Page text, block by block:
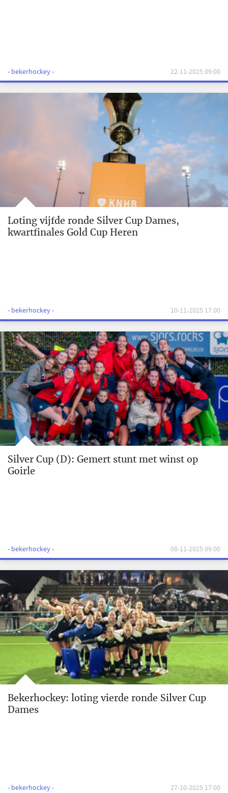
- bekerhockey - 22-11-2025 09:00
Loting vijfde ronde Silver Cup Dames,
kwartfinales Gold Cup Heren
- bekerhockey - 10-11-2025 17:00
Silver Cup (D): Gemert stunt met winst op
Goirle
- bekerhockey - 08-11-2025 09:00
Bekerhockey: loting vierde ronde Silver Cup
Dames
- bekerhockey - 27-10-2025 17:00